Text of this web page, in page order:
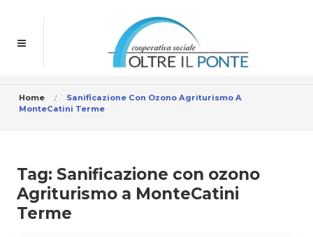
Home
Sanificazione Con Ozono Agriturismo A
MonteCatini Terme
Tag: Sanificazione con ozono
Agriturismo a MonteCatini
Terme